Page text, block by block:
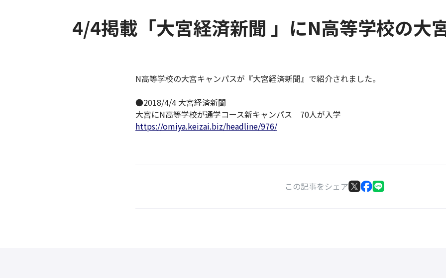
4/4掲載「大宮経済新聞 」にN高等学校の大
N高等学校の大宮キャンパスが『大宮経済新聞』で紹介されました。
●2018/4/4 大宮経済新聞
大宮にN高等学校が通学コース新キャンパス 70人が入学
https://omiya.keizai.biz/headline/976/
この記事をシェア